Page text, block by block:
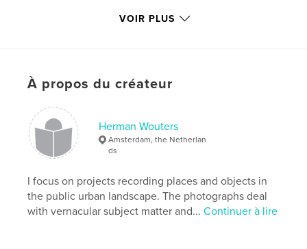
Lettre US, 22×28 cm
Langue
Mots-clés
city ,
VOIR PLUS
À propos du créateur
Herman Wouters
Amsterdam, the Netherlan
ds
I focus on projects recording places and objects in
the public urban landscape. The photographs deal
with vernacular subject matter and...Continuer à lire